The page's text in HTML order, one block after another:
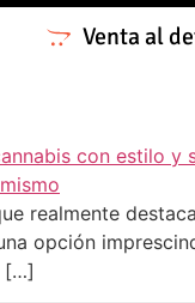
Venta al
realmente
opción
[…]